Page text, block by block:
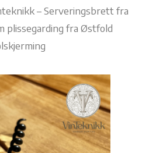
– Serveringsbrett fra
plissegarding fra Østfold